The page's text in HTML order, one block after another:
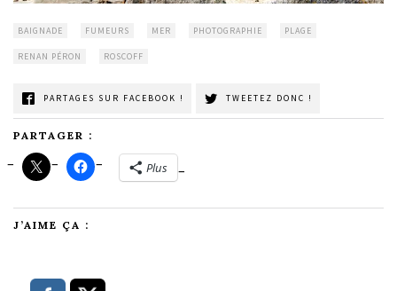
BAIGNADE FUMEURS MER PHOTOGRAPHIE PLAGE
RENAN PÉRON ROSCOFF
PARTAGES SUR FACEBOOK ! TWEETEZ DONC !
PARTAGER :
Plus
J’AIME ÇA :